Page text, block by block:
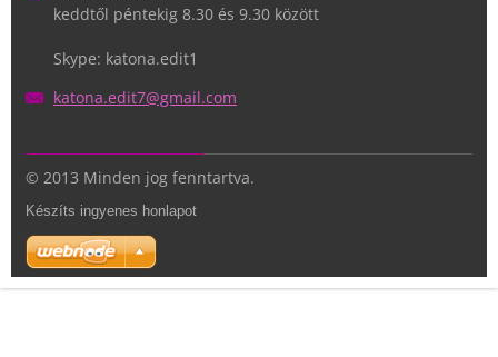
keddtől péntekig 8.30 és 9.30 között
Skype: katona.edit1
katona.edit7@gmail.com
© 2013 Minden jog fenntartva.
Készíts ingyenes honlapot